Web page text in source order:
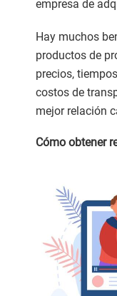
empresa de
Hay muchos
productos de
precios,
costos de
mejor relación
Cómo obtener